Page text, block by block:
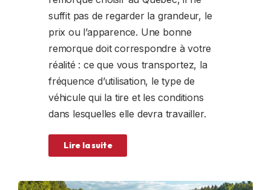
suffit pas de regarder la grandeur, le
prix ou l’apparence. Une bonne
remorque doit correspondre à votre
réalité : ce que vous transportez, la
fréquence d’utilisation, le type de
véhicule qui la tire et les conditions
dans lesquelles elle devra travailler.
Lire la suite